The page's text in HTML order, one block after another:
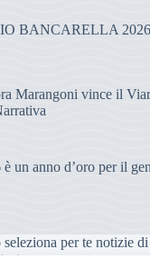
BANCARELLA 2026
Marangoni vince il
un anno d’oro per il
per te notizie di